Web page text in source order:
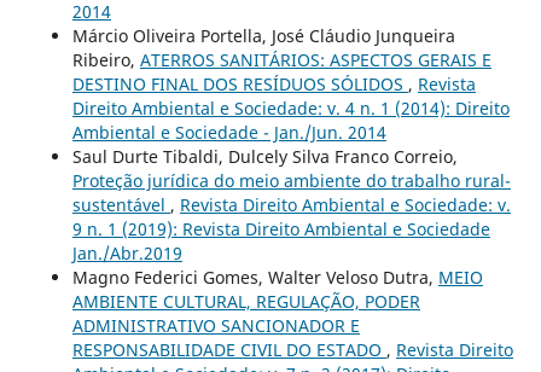
2014
Márcio Oliveira Portella, José Cláudio Junqueira
Ribeiro, ATERROS SANITÁRIOS: ASPECTOS GERAIS E
DESTINO FINAL DOS RESÍDUOS SÓLIDOS , Revista
Direito Ambiental e Sociedade: v. 4 n. 1 (2014): Direito
Ambiental e Sociedade - Jan./Jun. 2014
Saul Durte Tibaldi, Dulcely Silva Franco Correio,
Proteção jurídica do meio ambiente do trabalho rural-
sustentável , Revista Direito Ambiental e Sociedade: v.
9 n. 1 (2019): Revista Direito Ambiental e Sociedade
Jan./Abr.2019
Magno Federici Gomes, Walter Veloso Dutra, MEIO
AMBIENTE CULTURAL, REGULAÇÃO, PODER
ADMINISTRATIVO SANCIONADOR E
RESPONSABILIDADE CIVIL DO ESTADO , Revista Direito